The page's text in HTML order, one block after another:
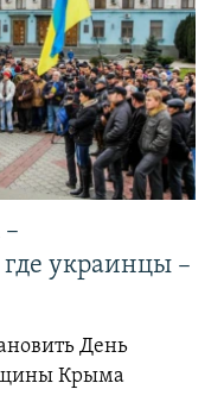
украинцы –
День
Крыма